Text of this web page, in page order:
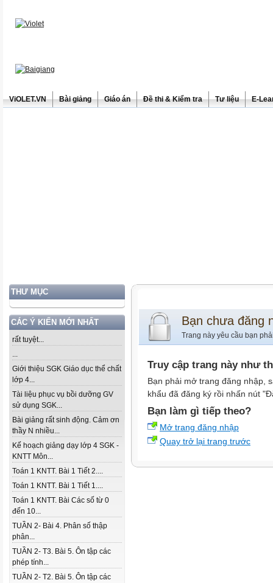
ViOLET.VN Bài giảng Giáo án Đề thi & Kiểm tra Tư liệu E-
THƯ MỤC
CÁC Ý KIẾN MỚI NHẤT
rất tuyệt...
...
Giới thiệu SGK Giáo dục thể chất
lớp 4...
Tài liệu phục vụ bồi dưỡng GV
sử dụng SGK...
Bài giảng rất sinh động. Cảm ơn
thầy N nhiều...
Kế hoạch giảng dạy lớp 4 SGK -
KNTT Môn...
Toán 1 KNTT. Bài 1 Tiết 2....
Toán 1 KNTT. Bài 1 Tiết 1....
Toán 1 KNTT. Bài Các số từ 0
đến 10...
TUẦN 2- Bài 4. Phân số thập
phân...
TUẦN 2- T3. Bài 5. Ôn tập các
phép tính...
TUẦN 2- T2. Bài 5. Ôn tập các
Bạn chưa đăng
Trang này yêu cầu bạn
Truy cập trang này như
Bạn phải mở trang đăng nhập,
khẩu đã đăng ký rồi nhấn nút
Bạn làm gì tiếp theo?
Mở trang đăng nhập
Quay trở lại trang trước